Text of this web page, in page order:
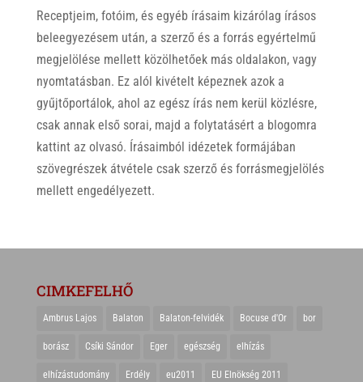
Receptjeim, fotóim, és egyéb írásaim kizárólag írásos
beleegyezésem után, a szerző és a forrás egyértelmű
megjelölése mellett közölhetőek más oldalakon, vagy
nyomtatásban. Ez alól kivételt képeznek azok a
gyűjtőportálok, ahol az egész írás nem kerül közlésre,
csak annak első sorai, majd a folytatásért a blogomra
kattint az olvasó. Írásaimból idézetek formájában
szövegrészek átvétele csak szerző és forrásmegjelölés
mellett engedélyezett.
CIMKEFELHŐ
Ambrus Lajos Balaton Balaton-felvidék Bocuse d'Or bor
borász Csíki Sándor Eger egészség elhízás
elhízástudomány Erdély eu2011 EU Elnökség 2011